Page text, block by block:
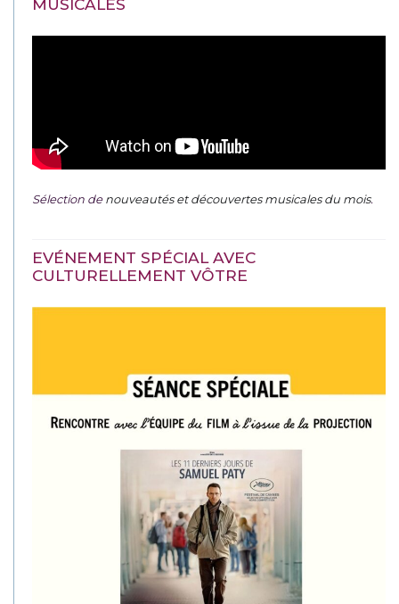
MUSICALES
Sélection denouveautés et découvertes musicales du mois.
EVÉNEMENT SPÉCIAL AVEC
CULTURELLEMENT VÔTRE